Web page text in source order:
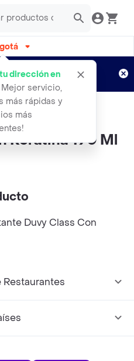
dirección en
Mejor servicio,
más rápidas y
más
semanas
Aplican TyC
Hidratante
Keratina 190 Ml
Duvy Class Con
Restaurantes